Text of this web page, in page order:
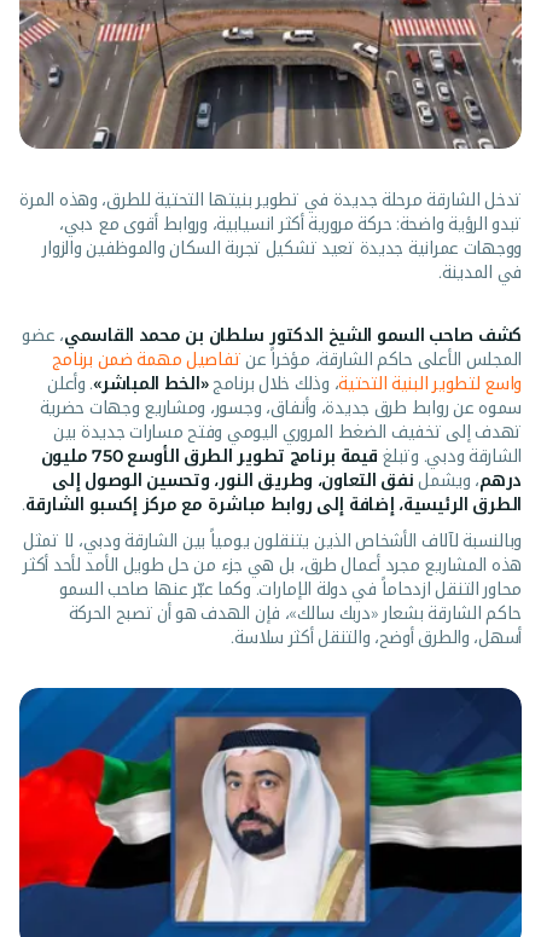
تدخل الشارقة مرحلة جديدة في تطوير بنيتها التحتية للطرق، وهذه المرة
تبدو الرؤية واضحة: حركة مرورية أكثر انسيابية، وروابط أقوى مع دبي،
ووجهات عمرانية جديدة تعيد تشكيل تجربة السكان والموظفين والزوار
في المدينة.
كشف صاحب السمو الشيخ الدكتور سلطان بن محمد القاسمي، عضو
المجلس الأعلى حاكم الشارقة، مؤخراً عن تفاصيل مهمة ضمن برنامج
واسع لتطوير البنية التحتية، وذلك خلال برنامج«الخط المباشر». وأعلن
سموه عن روابط طرق جديدة، وأنفاق، وجسور، ومشاريع وجهات حضرية
تهدف إلى تخفيف الضغط المروري اليومي وفتح مسارات جديدة بين
الشارقة ودبي. وتبلغ
قيمة برنامج تطوير الطرق الأوسع 750 مليون
درهم، ويشمل نفق التعاون، وطريق النور، وتحسين الوصول إلى
الطرق الرئيسية، إضافة إلى روابط مباشرة مع مركز إكسبو الشارقة.
وبالنسبة لآلاف الأشخاص الذين يتنقلون يومياً بين الشارقة ودبي، لا تمثل
هذه المشاريع مجرد أعمال طرق، بل هي جزء من حل طويل الأمد لأحد أكثر
محاور التنقل ازدحاماً في دولة الإمارات. وكما عبّر عنها صاحب السمو
حاكم الشارقة بشعار «دربك سالك»، فإن الهدف هو أن تصبح الحركة
أسهل، والطرق أوضح، والتنقل أكثر سلاسة.